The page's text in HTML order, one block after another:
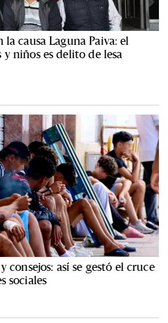
causa Laguna Paiva: el
niños es delito de lesa
consejos: así se gestó el cruce
sociales